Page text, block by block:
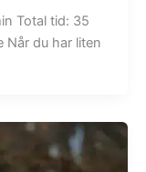
Total tid: 35
Når du har liten